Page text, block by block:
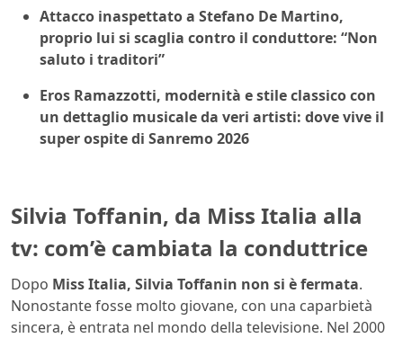
Attacco inaspettato a Stefano De Martino,
proprio lui si scaglia contro il conduttore: “Non
saluto i traditori”
Eros Ramazzotti, modernità e stile classico con
un dettaglio musicale da veri artisti: dove vive il
super ospite di Sanremo 2026
Silvia Toffanin, da Miss Italia alla
tv: com’è cambiata la conduttrice
Dopo Miss Italia, Silvia Toffanin non si è fermata.
Nonostante fosse molto giovane, con una caparbietà
sincera, è entrata nel mondo della televisione. Nel 2000